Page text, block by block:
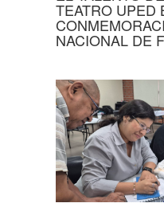
TEATRO UPED
NACIONAL DE